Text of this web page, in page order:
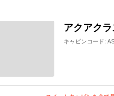
アクアク
キャビンコード: AS